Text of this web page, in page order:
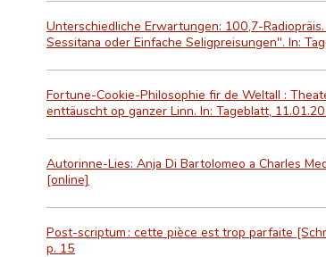
Unterschiedliche Erwartungen: 100,7-
Sessitana oder Einfache Seligpreisungen". In:
Fortune-Cookie-Philosophie fir de Weltall :
enttäuscht op ganzer Linn. In: Tageblatt,
Autorinne-Lies: Anja Di Bartolomeo a Charles
[online]
Post-scriptum : cette pièce est trop parfaite
p. 15